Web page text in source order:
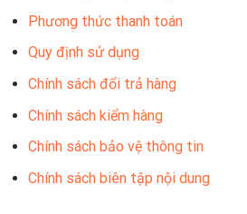
Phương thức thanh toán
Quy định sử dụng
Chính sách đổi trả hàng
Chính sách kiểm hàng
Chính sách bảo vệ thông tin
Chính sách biên tập nội dung